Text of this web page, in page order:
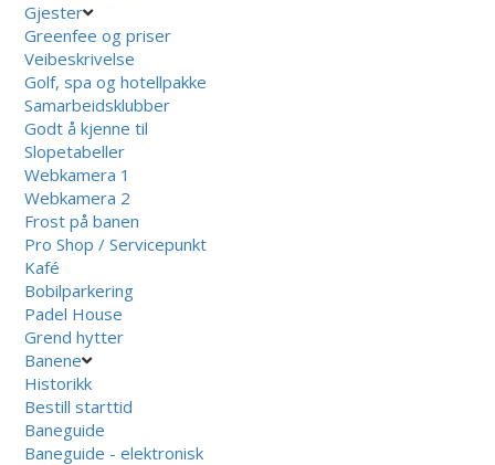
Gjester
Greenfee og priser
Veibeskrivelse
Golf, spa og hotellpakke
Samarbeidsklubber
Godt å kjenne til
Slopetabeller
Webkamera 1
Webkamera 2
Frost på banen
Pro Shop / Servicepunkt
Kafé
Bobilparkering
Padel House
Grend hytter
Banene
Historikk
Bestill starttid
Baneguide
Baneguide - elektronisk